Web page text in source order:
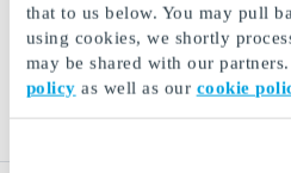
that to us below. You may pull
using cookies, we shortly
may be shared with our
policy as well as our cookie